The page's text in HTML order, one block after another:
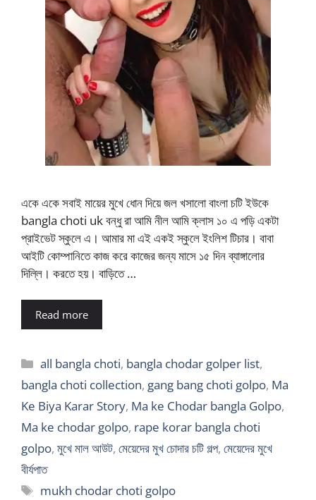
একে একে সবাই মায়ের মুখে ধোন দিয়ে জল খসালো বাংলা চটি ইউকে
bangla choti uk বন্ধু রা আমি নীল আমি ক্লাস ১০ এ পড়ি একটা
প্রাইভেট স্কুলে এ। আমার মা এই একই স্কুলে ইংলিশ টিচার। বাবা
আইটি কোম্পানিতে কাজ করে কাজের জন্য মাসে ১৫ দিন ব্যাঙ্গালোর
দিল্লি। করতে হয়। বাড়িতে …
Read more
Categories
all bangla choti, bangla chodar golper list,
bangla choti collection, gang bang choti golpo, Ma
Ke Biya Karar Story, Ma ke Chodar bangla Golpo,
Ma ke chodar golpo, rape korar bangla choti
golpo, মুখে মাল আউট, মেয়েদের মুখ চোদার চটি গল্প, মেয়েদের মুখে
বীর্যপাত
Tags
mukh chodar choti golpo